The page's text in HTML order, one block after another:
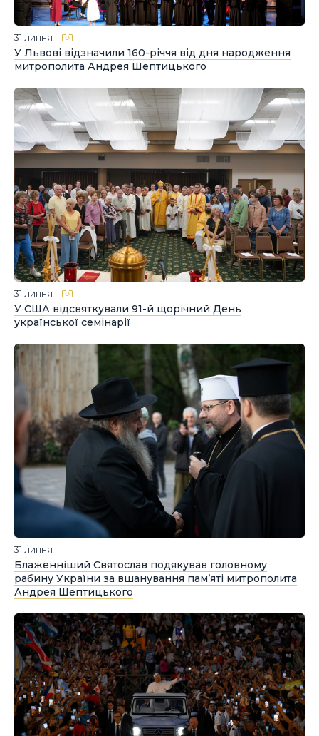
31 липня
У Львові відзначили 160-річчя від дня народження
митрополита Андрея Шептицького
31 липня
У США відсвяткували 91-й щорічний День
української семінарії
31 липня
Блаженніший Святослав подякував головному
рабину України за вшанування пам’яті митрополита
Андрея Шептицького